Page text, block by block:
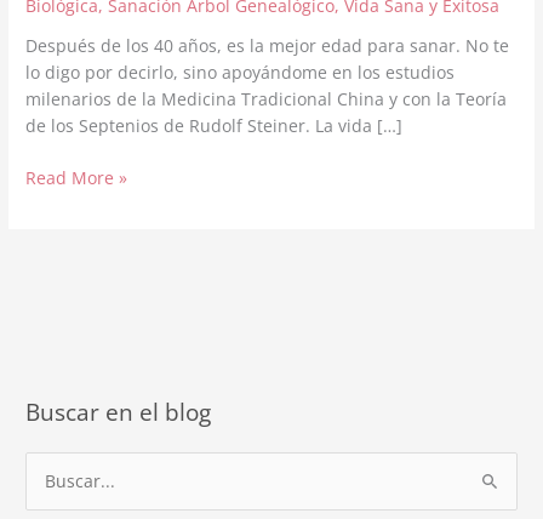
Biológica, Sanación Árbol Genealógico,Vida Sana y Exitosa
Después de los 40 años, es la mejor edad para sanar. No te
lo digo por decirlo, sino apoyándome en los estudios
milenarios de la Medicina Tradicional China y con la Teoría
de los Septenios de Rudolf Steiner. La vida […]
DESPUÉS
SANAR.
Read More »
Buscar en el blog